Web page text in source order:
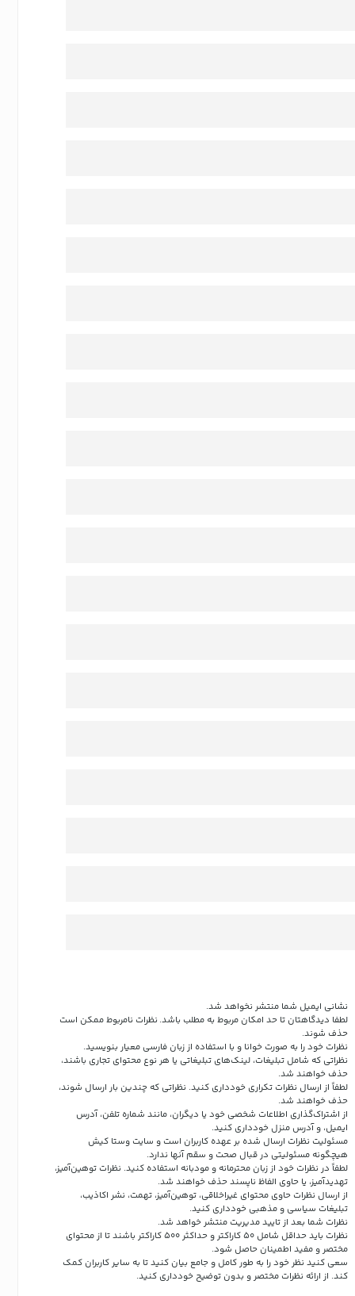
نشانی ایمیل شما منتشر نخواهد شد.
لطفا دیدگاهتان تا حد امکان مربوط به مطلب باشد. نظرات نامربوط ممکن است
حذف شوند.
نظرات خود را به صورت خوانا و با استفاده از زبان فارسی معیار بنویسید.
نظراتی که شامل تبلیغات، لینک‌های تبلیغاتی یا هر نوع محتوای تجاری باشند،
حذف خواهند شد.
لطفاً از ارسال نظرات تکراری خودداری کنید. نظراتی که چندین بار ارسال شوند،
حذف خواهند شد.
از اشتراک‌گذاری اطلاعات شخصی خود یا دیگران، مانند شماره تلفن، آدرس
ایمیل، و آدرس منزل خودداری کنید.
مسئولیت نظرات ارسال شده بر عهده کاربران است و سایت وستا کیش
هیچگونه مسئولیتی در قبال صحت و سقم آنها ندارد.
لطفاً در نظرات خود از زبان محترمانه و مودبانه استفاده کنید. نظرات توهین‌آمیز،
تهدیدآمیز، یا حاوی الفاظ ناپسند حذف خواهند شد.
از ارسال نظرات حاوی محتوای غیراخلاقی، توهین‌آمیز، تهمت، نشر اکاذیب،
تبلیغات سیاسی و مذهبی خودداری کنید.
نظرات شما بعد از تایید مدیریت منتشر خواهد شد.
نظرات باید حداقل شامل 50 کاراکتر و حداکثر 500 کاراکتر باشند تا از محتوای
مختصر و مفید اطمینان حاصل شود.
سعی کنید نظر خود را به طور کامل و جامع بیان کنید تا به سایر کاربران کمک
کند. از ارائه نظرات مختصر و بدون توضیح خودداری کنید.